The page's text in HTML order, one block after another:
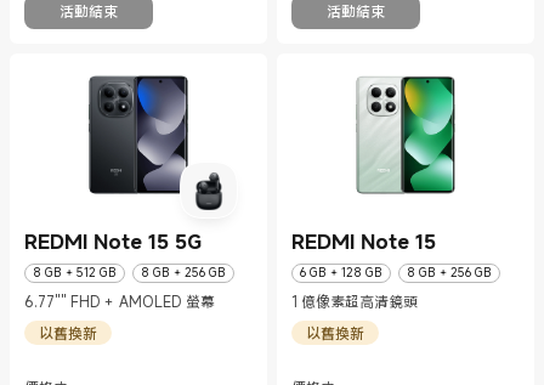
活動結束
活動結束
REDMI Note 15 5G
8 GB + 512 GB 8 GB + 256 GB
6.77"" FHD＋ AMOLED 螢幕
以舊換新
REDMI Note 15
6 GB + 128 GB 8 GB + 256 GB
1 億像素超高清鏡頭
以舊換新